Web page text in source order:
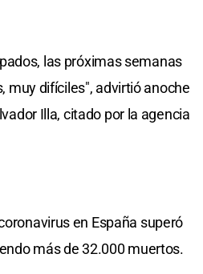
las próximas semanas
muy difíciles", advirtió anoche
Illa, citado por la agencia
en España superó
más de 32.000 muertos.